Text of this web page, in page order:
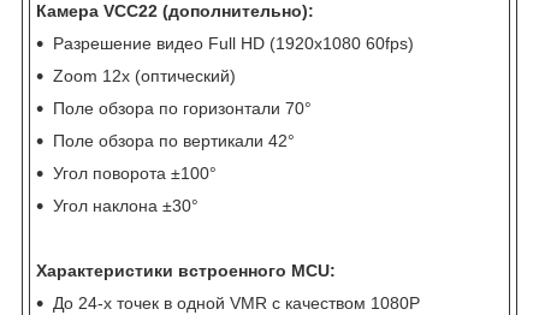
Камера VCC22 (дополнительно):
Разрешение видео Full HD (1920x1080 60fps)
Zoom 12x (оптический)
Поле обзора по горизонтали 70°
Поле обзора по вертикали 42°
Угол поворота ±100°
Угол наклона ±30°
Характеристики встроенного MCU:
До 24-х точек в одной VMR с качеством 1080P